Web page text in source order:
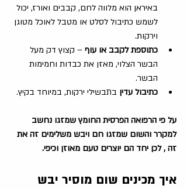
באיראן הוא מלווה לחם, קבבים ואורז, יכול
לשמש כתיבול לסלט או מטבל לאוכל מטוגן
וירקות.
כתוספת לקבב או עוף – קצוץ דק מעל
הבשר הצלוי, מאזן את כבדות וחמימות
הבשר.
כתיבול עדין בתבשילי ירקות, במיוחד בקיץ.
על פי הרפואה הפרסית החומץ שמזגו נחשב
למקרר והשום שמזגו חם ויבש משלימים זה את
זה , לכן יחד הם יוצרים טעם מאוזן וכיפי.
איך מכינים שום מוסיר יבש